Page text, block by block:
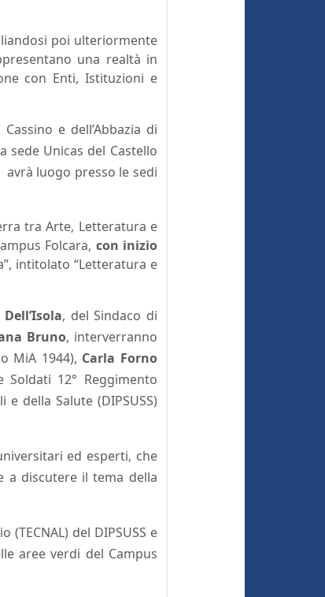
poi ulteriormente
una realtà in
con Enti, Istituzioni e
e dell’Abbazia di
sede Unicas del Castello
avrà luogo presso le sedi
tra Arte, Letteratura e
Folcara, con inizio
intitolato “Letteratura e
, del Sindaco di
Bruno, interverranno
MiA 1944), Carla Forno
Soldati 12° Reggimento
della Salute (DIPSUSS)
ed esperti, che
a discutere il tema della
del DIPSUSS e
aree verdi del Campus